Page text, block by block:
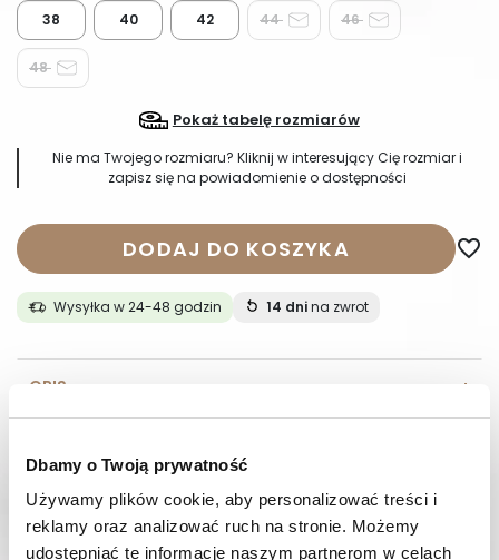
Dbamy o Twoją prywatność
Używamy plików cookie, aby personalizować treści i
reklamy oraz analizować ruch na stronie. Możemy
udostępniać te informacje naszym partnerom w celach
38 40 42 44 46
48
Pokaż tabelę rozmiarów
Nie ma Twojego rozmiaru? Kliknij w interesujący Cię rozmiar i
zapisz się na powiadomienie o dostępności
DODAJ DO KOSZYKA favorite_border
Wysyłka w 24-48 godzin 14 dnina zwrot
OPIS
SPOSOBY PŁATNOŚCI